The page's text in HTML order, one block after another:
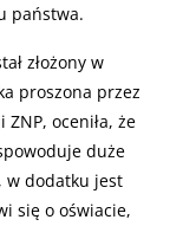
państwa.
złożony w
proszona przez
oceniła, że
duże
w dodatku jest
się o oświacie,